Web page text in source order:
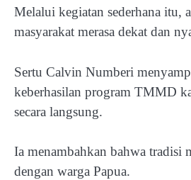
Melalui kegiatan sederhana itu,
masyarakat merasa dekat dan
Sertu Calvin Numberi
keberhasilan program TMMD
secara langsung.
Ia menambahkan bahwa tradisi
dengan warga Papua.